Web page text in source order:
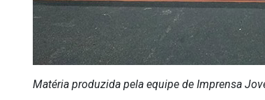
Matéria produzida pela equipe de Imprensa